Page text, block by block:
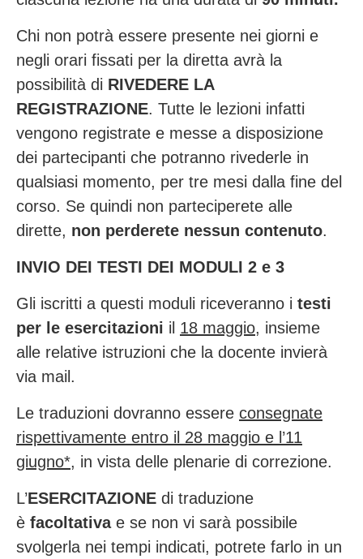
Chi non potrà essere presente nei giorni e
negli orari fissati per la diretta avrà la
possibilità di RIVEDERE LA
REGISTRAZIONE. Tutte le lezioni infatti
vengono registrate e messe a disposizione
dei partecipanti che potranno rivederle in
qualsiasi momento, per tre mesi dalla fine del
corso. Se quindi non parteciperete alle
dirette, non perderete nessun contenuto.
INVIO DEI TESTI DEI MODULI 2 e 3
Gli iscritti a questi moduli riceveranno i testi
per le esercitazioni il 18 maggio, insieme
alle relative istruzioni che la docente invierà
via mail.
Le traduzioni dovranno essere consegnate
rispettivamente entro il 28 maggio e l’11
giugno*, in vista delle plenarie di correzione.
L’ESERCITAZIONE di traduzione
è facoltativae se non vi sarà possibile
svolgerla nei tempi indicati, potrete farlo in un